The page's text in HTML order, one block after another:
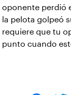
oponente perdió
la pelota golpeó
requiere que tu
punto cuando